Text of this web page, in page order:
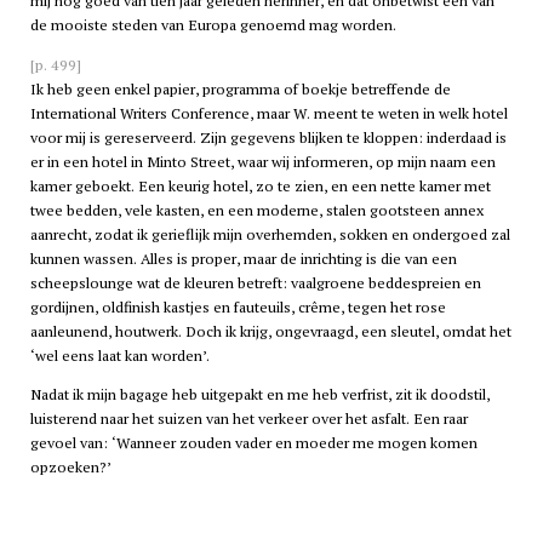
de mooiste steden van Europa genoemd mag worden.
[p. 499]
Ik heb geen enkel papier, programma of boekje betreffende de
International Writers Conference, maar W. meent te weten in welk hotel
voor mij is gereserveerd. Zijn gegevens blijken te kloppen: inderdaad is
er in een hotel in Minto Street, waar wij informeren, op mijn naam een
kamer geboekt. Een keurig hotel, zo te zien, en een nette kamer met
twee bedden, vele kasten, en een moderne, stalen gootsteen annex
aanrecht, zodat ik gerieflijk mijn overhemden, sokken en ondergoed zal
kunnen wassen. Alles is proper, maar de inrichting is die van een
scheepslounge wat de kleuren betreft: vaalgroene beddespreien en
gordijnen, oldfinish kastjes en fauteuils, crême, tegen het rose
aanleunend, houtwerk. Doch ik krijg, ongevraagd, een sleutel, omdat het
‘wel eens laat kan worden’.
Nadat ik mijn bagage heb uitgepakt en me heb verfrist, zit ik doodstil,
luisterend naar het suizen van het verkeer over het asfalt. Een raar
gevoel van: ‘Wanneer zouden vader en moeder me mogen komen
opzoeken?’